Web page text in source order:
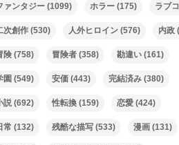
ァンタジー (1099) ホラー (175) ラブ
次創作 (530) 人外ヒロイン (576) 内政
険 (758) 冒険者 (358) 勘違い (161)
園 (549) 安価 (443) 完結済み (380)
説(692) 性転換 (159) 恋愛 (424)
常 (132) 残酷な描写 (533) 漫画 (131)